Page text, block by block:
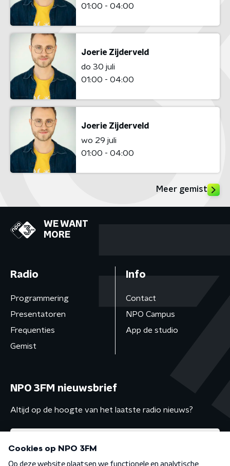
01:00 - 04:00
Joerie Zijderveld
do 30 juli
01:00 - 04:00
Joerie Zijderveld
wo 29 juli
01:00 - 04:00
Meer gemist
WE WANT
MORE
Radio
Programmering
Presentatoren
Frequenties
Gemist
Info
Contact
NPO Campus
App de studio
NPO 3FM nieuwsbrief
Altijd op de hoogte van het laatste radio nieuws?